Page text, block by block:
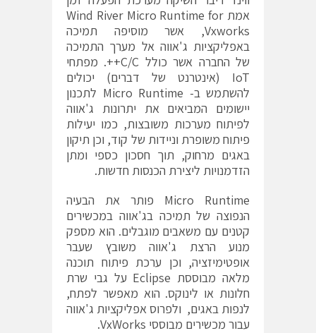
אמת Wind River Micro Runtime for
Vxworks, אשר מוסיפה תמיכה
באפליקציות ג'אווה אל מערך התמיכה
של החברה אשר כולל C/C++. מפתחי
IoT (אינטרנט של דברים) יכולים
להשתמש ב- Micro Runtime לתכנון
יישומים המביאים את יתרונות ג'אווה
לפיתוח מערכות משובצות, כמו יעילות
פיתוח משופרת וניידות של קוד, וכן תיקון
באגים מרחוק, תוך חסכון כספי ומתן
הזדמנויות ליצירת הכנסות חדשות.
Micro Runtime פותר את הבעיה
הנפוצה של תמיכה בג'אווה במכשירים
קטנים עם משאבים מוגבלים. הוא מספק
מנוע הרצת ג'אווה משובץ שעבר
אופטימיזציה, וכן ערכת פיתוח תוכנה
מלאה מבוססת Eclipse על גבי שרת
חלונות או לינוקס. הוא מאפשר לפתח,
לנפות באגים, ולפרוס אפליקציות ג'אווה
עבור מכשירים מבוססי VxWorks.